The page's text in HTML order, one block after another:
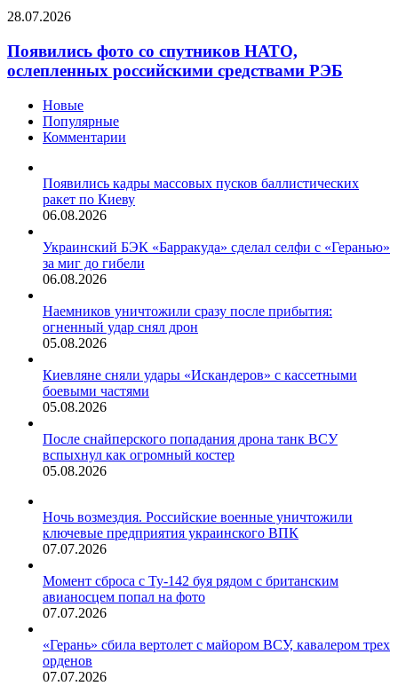
М»
в
зоне
Появились
со
спутников
НАТО,
российскими
средствами
РЭБ
28.07.2026
Появились фото со спутников НАТО,
ослепленных российскими средствами РЭБ
Новые
Популярные
Комментарии
Появились кадры массовых пусков баллистических
ракет по Киеву
06.08.2026
Украинский БЭК «Барракуда» сделал селфи с «Геранью»
за миг до гибели
06.08.2026
Наемников уничтожили сразу после прибытия:
огненный удар снял дрон
05.08.2026
Киевляне сняли удары «Искандеров» с кассетными
боевыми частями
05.08.2026
После снайперского попадания дрона танк ВСУ
вспыхнул как огромный костер
05.08.2026
Ночь возмездия. Российские военные уничтожили
ключевые предприятия украинского ВПК
07.07.2026
Момент сброса с Ту-142 буя рядом с британским
авианосцем попал на фото
07.07.2026
«Герань» сбила вертолет с майором ВСУ, кавалером трех
орденов
07.07.2026